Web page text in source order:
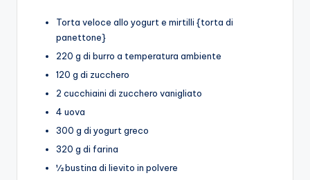
Torta veloce allo yogurt e mirtilli {torta di
panettone}
220 g di burro a temperatura ambiente
120 g di zucchero
2 cucchiaini di zucchero vanigliato
4 uova
300 g di yogurt greco
320 g di farina
½ bustina di lievito in polvere